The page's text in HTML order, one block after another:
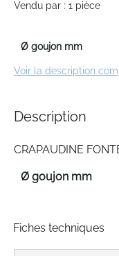
of
images
gallery
Vendu par : 1 pièce
Ø goujon mm
Voir la description
Description
CRAPAUDINE
Ø goujon mm
Fiches techniques